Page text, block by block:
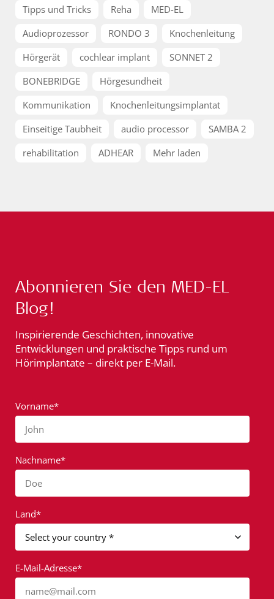
Tipps und Tricks Reha
MED-EL
Audioprozessor
RONDO 3
Knochenleitung
Hörgerät
cochlear implant
SONNET 2
BONEBRIDGE
Hörgesundheit
Kommunikation
Knochenleitungsimplantat
Einseitige Taubheit
audio processor
SAMBA 2
rehabilitation
ADHEAR Mehr laden
Abonnieren Sie den MED-EL
Blog!
Inspirierende Geschichten, innovative
Entwicklungen und praktische Tipps rund um
Hörimplantate – direkt per E-Mail.
Vorname*
John
Nachname*
Doe
Land*
E-Mail-Adresse*
name@mail.com